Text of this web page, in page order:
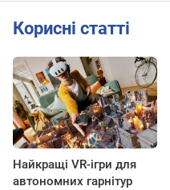
Корисні статті
Найкращі VR-ігри для
автономних гарнітур